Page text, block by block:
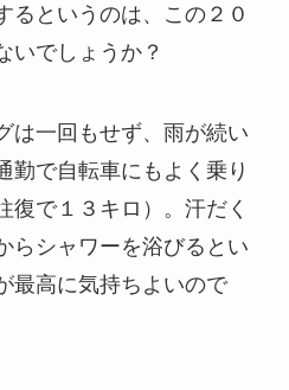
るというのは、この２０
いでしょうか？
は一回もせず、雨が続い
勤で自転車にもよく乗り
復で１３キロ）。汗だく
らシャワーを浴びるとい
最高に気持ちよいので